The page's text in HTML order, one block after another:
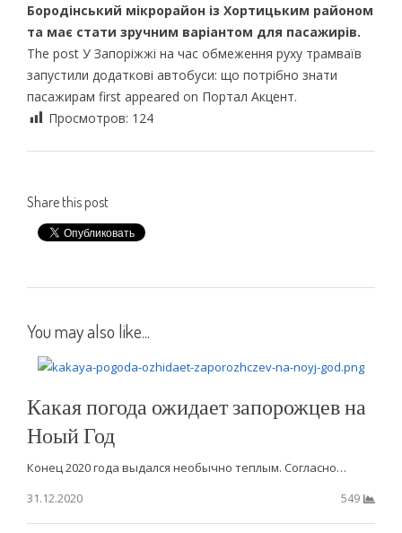
Бородінський мікрорайон із Хортицьким районом
та має стати зручним варіантом для пасажирів.
The post У Запоріжжі на час обмеження руху трамваїв
запустили додаткові автобуси: що потрібно знати
пасажирам first appeared on Портал Акцент.
Просмотров: 124
Share this post
You may also like...
Какая погода ожидает запорожцев на
Ноый Год
Конец 2020 года выдался необычно теплым. Согласно…
31.12.2020
549